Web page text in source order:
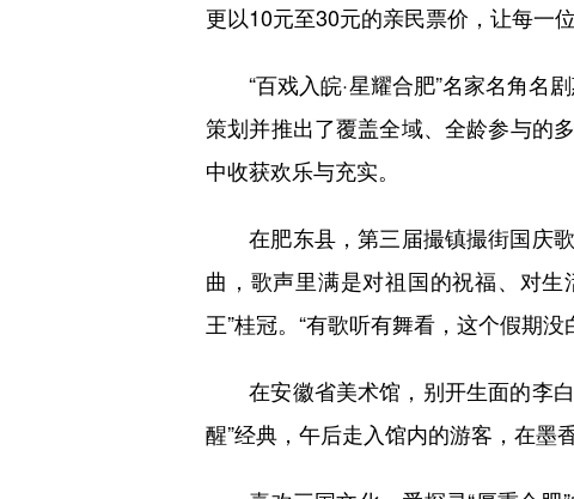
更以10元至30元的亲民票价，让每一
“百戏入皖·星耀合肥”名家名角名剧
策划并推出了覆盖全域、全龄参与的
中收获欢乐与充实。
在肥东县，第三届撮镇撮街国庆歌
曲，歌声里满是对祖国的祝福、对
王”桂冠。“有歌听有舞看，这个假期没
在安徽省美术馆，别开生面的李白
醒”经典，午后走入馆内的游客，在墨